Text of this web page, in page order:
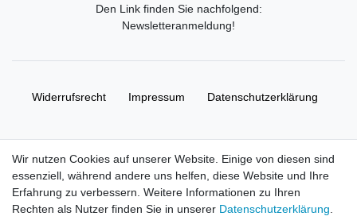
Den Link finden Sie nachfolgend:
Newsletteranmeldung!
Widerrufs­recht Impressum Daten­schutz­erklärung
© Copyright 2026 | Alle Rechte vorbehalten. HL-
Handelsgesellschaft mbH.
Wir nutzen Cookies auf unserer Website. Einige von diesen sind
essenziell, während andere uns helfen, diese Website und Ihre
Erfahrung zu verbessern. Weitere Informationen zu Ihren
Rechten als Nutzer finden Sie in unserer Daten­schutz­erklärung